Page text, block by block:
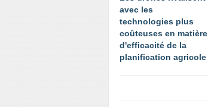
avec les
technologies plus
coûteuses en matière
d'efficacité de la
planification agricole